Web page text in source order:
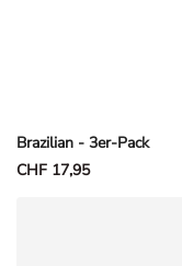
Brazilian - 3er-Pack
CHF 17,95